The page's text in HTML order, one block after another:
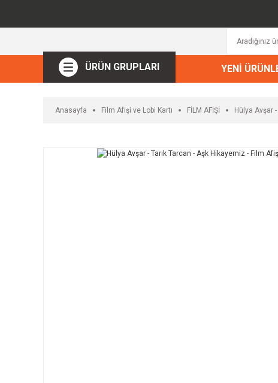
ÜRÜN GRUPLARI YENİ
Anasayfa Film Afişi ve Lobi Kartı FİLM AFİŞİ Hülya Avşar